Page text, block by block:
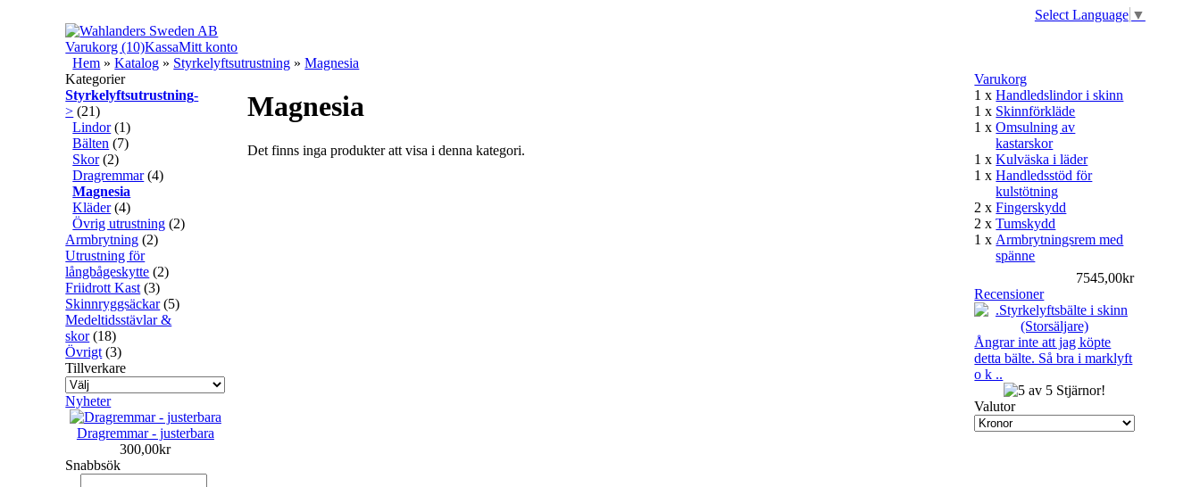
Select Language ▼
Varukorg (10)KassaMitt konto
Hem »Katalog » Styrkelyftsutrustning »Magnesia
Magnesia
Det finns inga produkter att visa i denna kategori.
Kategorier
Styrkelyftsutrustning-
> (21)
Lindor(1)
Bälten (7)
Skor(2)
Dragremmar(4)
Magnesia
Kläder(4)
Övrig utrustning (2)
Armbrytning (2)
Utrustning för
långbågeskytte (2)
Friidrott Kast (3)
Skinnryggsäckar(5)
Medeltidsstävlar &
skor(18)
Övrigt (3)
Tillverkare
Nyheter
Dragremmar - justerbara
300,00kr
Snabbsök
Varukorg
1 xHandledslindor i skinn
1 x Skinnförkläde
1 xOmsulning av
kastarskor
1 xKulväska i läder
1 xHandledsstöd för
kulstötning
2 xFingerskydd
2 xTumskydd
1 x Armbrytningsrem med
spänne
7545,00kr
Recensioner
Ångrar inte att jag köpte
detta bälte. Så bra i marklyft
o k ..
Valutor